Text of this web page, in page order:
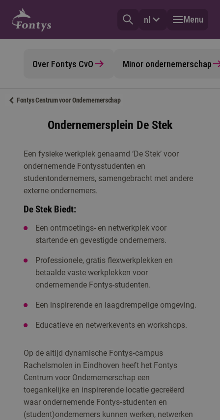
nl Menu
Over Fontys CvO Minor ondernemerschap
Fontys Centrum voor Ondernemerschap
Ondernemersplein De Stek
Een fysieke werkplek genaamd ‘De Stek’ voor
ondernemende Fontysstudenten en
studentondernemers, samengebracht met andere
externe ondernemers.
De Stek Biedt:
Een ontmoetings- en netwerkplek voor
startende en gevestigde ondernemers.
Professionele, gratis flexwerkplekken en
betaalde vaste werkplekken voor
ondernemende Fontys-studenten.
Een inspirerende en laagdrempelige omgeving.
Educatieve en netwerkevents en workshops.
Op de altijd dynamische Fontys‑campus
Rachelsmolen in Eindhoven heeft het Fontys
Centrum voor Ondernemerschap een
toegankelijke en inspirerende locatie gecreëerd
waar ondernemende Fontys‑studenten en
(student)ondernemers kunnen werken, netwerken